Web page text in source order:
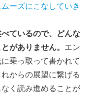
ーズにこなしていき
ているので、どんな
がありません。 エン
乗っ取って書かれて
からの展望に繋げる
く読み進めることが